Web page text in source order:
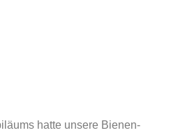
hatte unsere Bienen-